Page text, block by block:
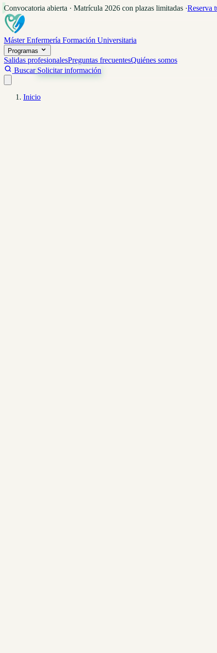
Convocatoria abierta · Matrícula 2026 con plazas limitadas ·Reserva
Máster Enfermería Formación Universitaria
Programas
Salidas profesionalesPreguntas frecuentesQuiénes somos
Buscar Solicitar información
Inicio